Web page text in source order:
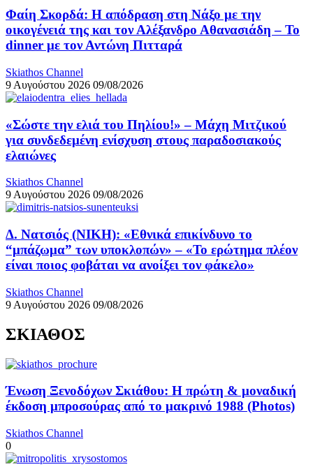
Φαίη Σκορδά: Η απόδραση στη Νάξο με την
οικογένειά της και τον Αλέξανδρο Αθανασιάδη – Το
dinner με τον Αντώνη Πιτταρά
Skiathos Channel
9 Αυγούστου 2026 09/08/2026
«Σώστε την ελιά του Πηλίου!» – Μάχη Μιτζικού
για συνδεδεμένη ενίσχυση στους παραδοσιακούς
ελαιώνες
Skiathos Channel
9 Αυγούστου 2026 09/08/2026
Δ. Νατσιός (ΝΙΚΗ): «Εθνικά επικίνδυνο το
“μπάζωμα” των υποκλοπών» – «Το ερώτημα πλέον
είναι ποιος φοβάται να ανοίξει τον φάκελο»
Skiathos Channel
9 Αυγούστου 2026 09/08/2026
ΣΚΙΑΘΟΣ
Ένωση Ξενοδόχων Σκιάθου: Η πρώτη & μοναδική
έκδοση μπροσούρας από το μακρινό 1988 (Photos)
Skiathos Channel
0